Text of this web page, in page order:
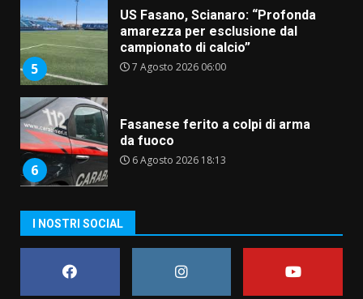
5
US Fasano, Scianaro: “Profonda
amarezza per esclusione dal
campionato di calcio”
7 Agosto 2026 06:00
6
Fasanese ferito a colpi di arma
da fuoco
6 Agosto 2026 18:13
di aperture straordinarie del
Comune di Fasano
6 Agosto 2026 14:16
I NOSTRI SOCIAL